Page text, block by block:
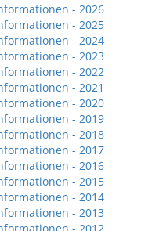
- 2026
- 2025
- 2024
- 2023
- 2022
- 2021
- 2020
- 2019
- 2018
- 2017
- 2016
- 2015
- 2014
- 2013